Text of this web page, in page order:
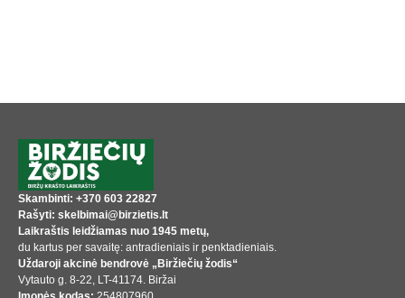
Skambinti: +370 603 22827
Rašyti: skelbimai@birzietis.lt
Laikraštis leidžiamas nuo 1945 metų,
du kartus per savaitę: antradieniais ir penktadieniais.
Uždaroji akcinė bendrovė „Biržiečių žodis“
Vytauto g. 8-22, LT-41174. Biržai